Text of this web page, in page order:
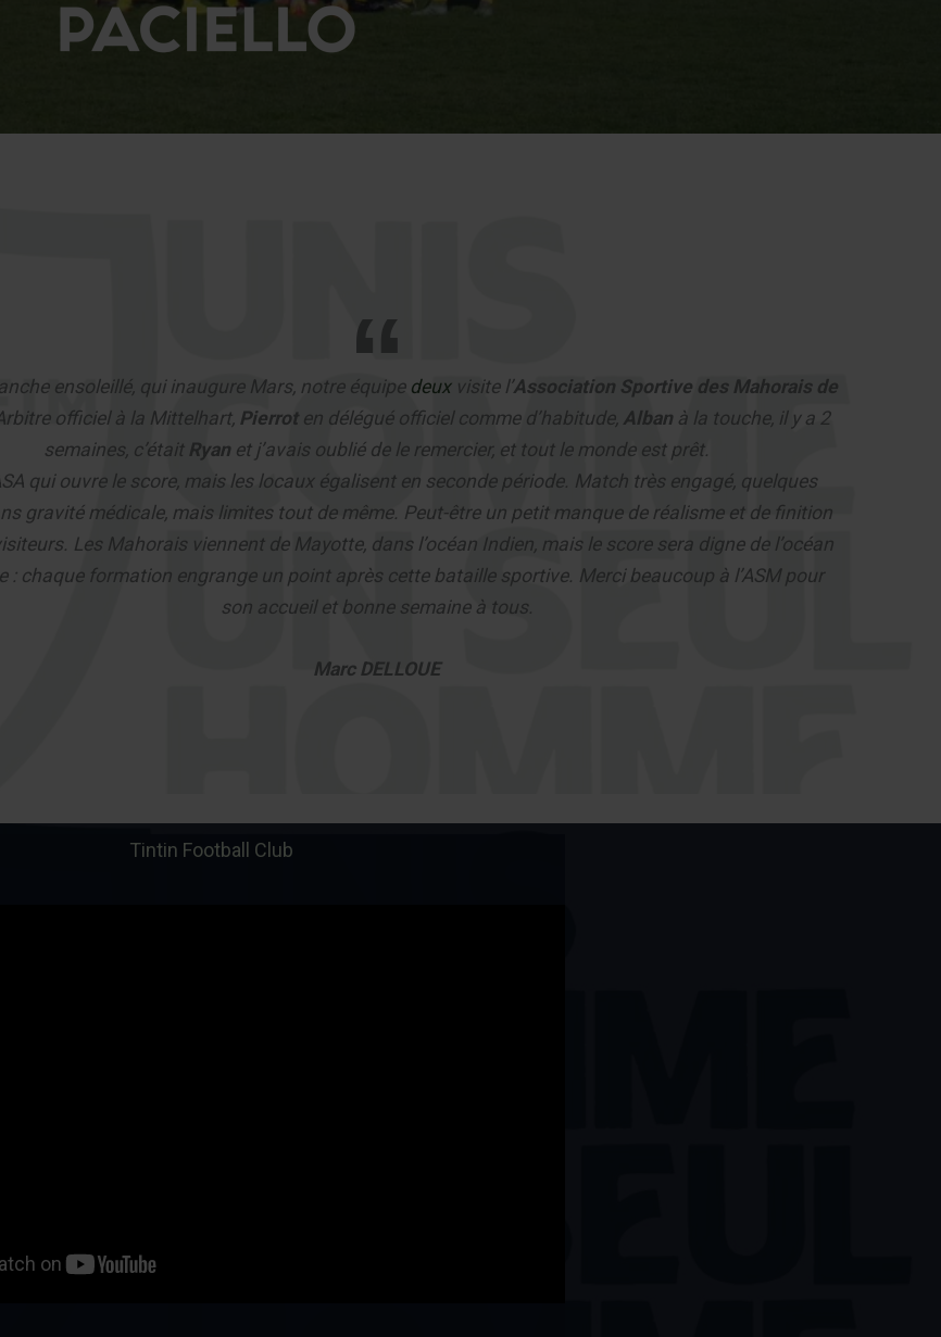
ensoleillé, qui inaugure Mars, notre équipe deuxvisite l’Association Sportive des Mahorais de
officiel à la Mittelhart, Pierroten délégué officiel comme d’habitude, Alban à la touche, il y a 2
semaines, c’était Ryan et j’avais oublié de le remercier, et tout le monde est prêt.
qui ouvre le score, mais les locaux égalisent en seconde période. Match très engagé, quelques
gravité médicale, mais limites tout de même. Peut-être un petit manque de réalisme et de finition
Les Mahorais viennent de Mayotte, dans l’océan Indien, mais le score sera digne de l’océan
: chaque formation engrange un point après cette bataille sportive. Merci beaucoup à l’ASM pour
son accueil et bonne semaine à tous.
Marc DELLOUE
Tintin Football Club